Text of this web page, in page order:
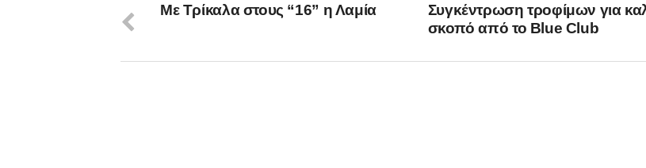
Συγκέντρωση τροφίμων για
σκοπό από το Blue Club
Με Τρίκαλα στους “16” η Λαμία